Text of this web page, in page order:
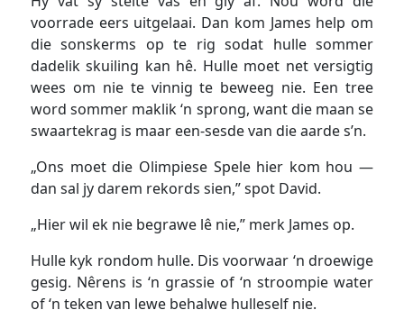
voorrade eers uitgelaai. Dan kom James help om
die sonskerms op te rig sodat hulle sommer
dadelik skuiling kan hê. Hulle moet net versigtig
wees om nie te vinnig te beweeg nie. Een tree
word sommer maklik ‘n sprong, want die maan se
swaartekrag is maar een-sesde van die aarde s’n.
„Ons moet die Olimpiese Spele hier kom hou —
dan sal jy darem rekords sien,” spot David.
„Hier wil ek nie begrawe lê nie,” merk James op.
Hulle kyk rondom hulle. Dis voorwaar ‘n droewige
gesig. Nêrens is ‘n grassie of ‘n stroompie water
of ‘n teken van lewe behalwe hulleself nie.